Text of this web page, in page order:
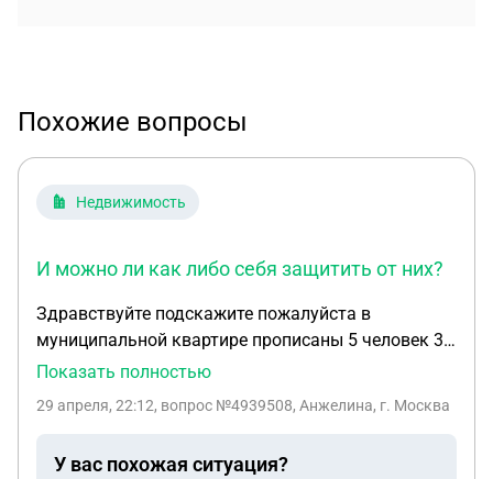
Похожие вопросы
Недвижимость
И можно ли как либо себя защитить от них?
Здравствуйте подскажите пожалуйста в
муниципальной квартире прописаны 5 человек 3
взрослых и 2 детей. 2 взрослых постоянно платят
платит за себя и своих детей. За коммунальные
деньги по исполнительным производствам
Показать полностью
29 апреля, 22:12, вопрос №4939508, Анжелина, г. Москва
У вас похожая ситуация?